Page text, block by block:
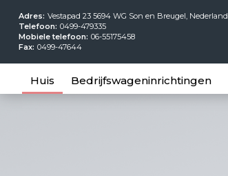
Adres: Vestapad 23 5694 WG Son en Breugel, Nederland
Telefoon: 0499-479335
Mobiele telefoon: 06-55175458
Fax: 0499-47644
Huis Bedrijfswageninrichtingen